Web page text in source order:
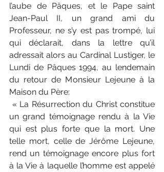
l’aube de Pâques, et le Pape saint
Jean-Paul II, un grand ami du
Professeur, ne s’y est pas trompé, lui
qui déclarait, dans la lettre qu’il
adressait alors au Cardinal Lustiger, le
Lundi de Pâques 1994, au lendemain
du retour de Monsieur Lejeune à la
Maison du Père:
un grand témoignage rendu à la Vie
qui est plus forte que la mort. Une
telle mort, celle de Jérôme Lejeune,
rend un témoignage encore plus fort
à la Vie à laquelle l’homme est appelé